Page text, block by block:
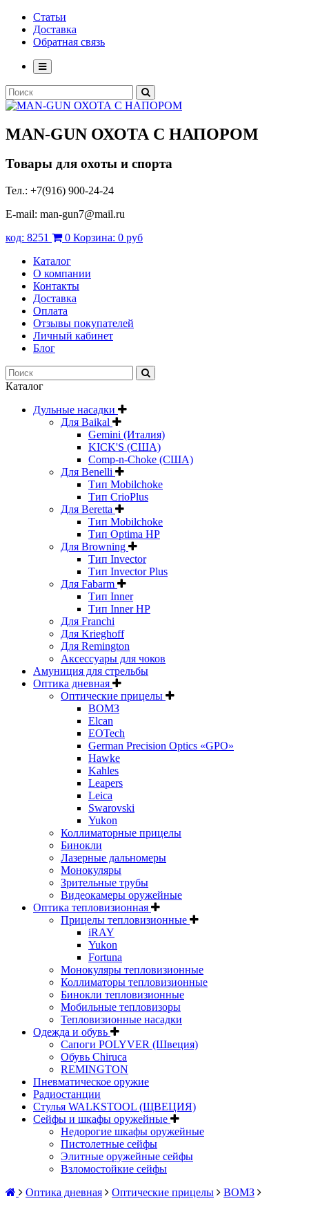
Статьи
Доставка
Обратная связь
MAN-GUN ОХОТА С НАПОРОМ
Товары для охоты и спорта
Тел.: +7(916) 900-24-24
E-mail: man-gun7@mail.ru
код: 8251 0 Корзина: 0 руб
Каталог
О компании
Контакты
Доставка
Оплата
Отзывы покупателей
Личный кабинет
Блог
Каталог
Дульные насадки
Для Baikal
Gemini (Италия)
KICK'S (США)
Comp-n-Choke (США)
Для Benelli
Тип Mobilchoke
Тип CrioPlus
Для Beretta
Тип Mobilchoke
Тип Optima HP
Для Browning
Тип Invector
Тип Invector Plus
Для Fabarm
Тип Inner
Тип Inner HP
Для Franchi
Для Krieghoff
Для Remington
Аксессуары для чоков
Амуниция для стрельбы
Оптика дневная
Оптические прицелы
ВОМЗ
Elcan
EOTech
German Precision Optics «GPO»
Hawke
Kahles
Leapers
Leica
Swarovski
Yukon
Коллиматорные прицелы
Бинокли
Лазерные дальномеры
Монокуляры
Зрительные трубы
Видеокамеры оружейные
Оптика тепловизионная
Прицелы тепловизионные
iRAY
Yukon
Fortuna
Монокуляры тепловизионные
Коллиматоры тепловизионные
Бинокли тепловизионные
Мобильные тепловизоры
Тепловизионные насадки
Одежда и обувь
Сапоги POLYVER (Швеция)
Обувь Chiruca
REMINGTON
Пневматическое оружие
Радиостанции
Стулья WALKSTOOL (ЩВЕЦИЯ)
Сейфы и шкафы оружейные
Недорогие шкафы оружейные
Пистолетные сейфы
Элитные оружейные сейфы
Взломостойкие сейфы
Оптика дневная
Оптические прицелы ВОМЗ